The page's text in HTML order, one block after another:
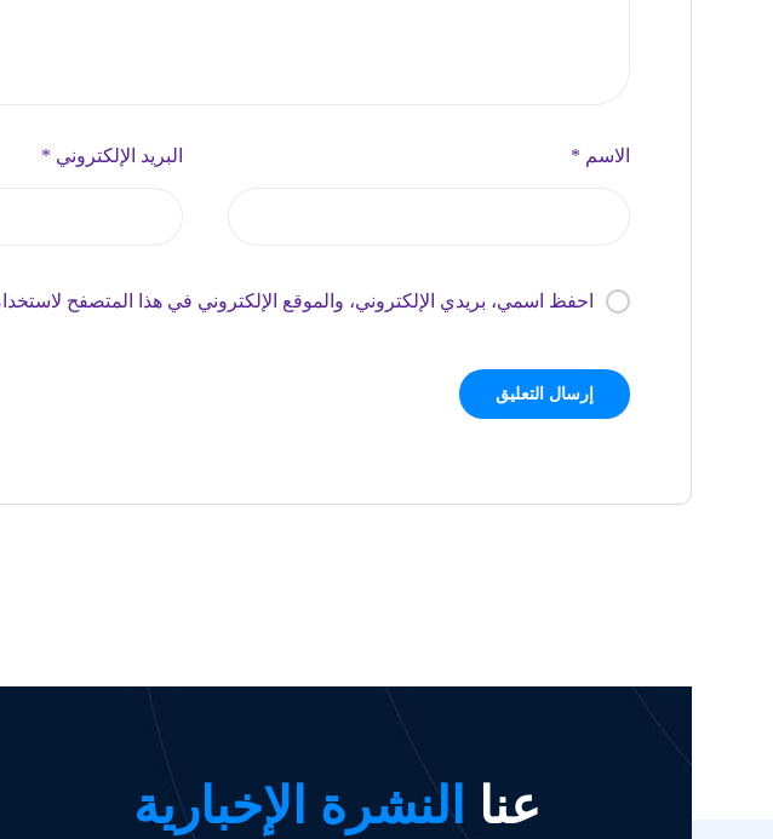
الاسم * البريد الإلكتروني *
احفظ اسمي، بريدي الإلكتروني، والموقع الإلكتروني في هذا المتصفح
عنا النشرة الإخبارية